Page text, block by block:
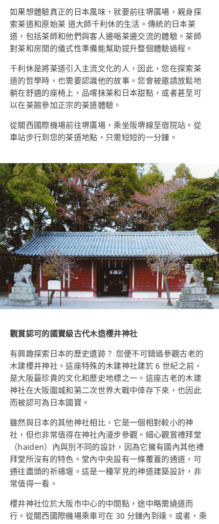
如果想體驗真正的日本風味，就要前往堺廣場，親身探
索茶道和原始茶 道大師千利休的生活。傳統的日本茶
道，包括茶師和他們與客人邊喝茶邊交流的體驗。茶師
對茶和房間的儀式性準備能幫助提升整個體驗過程。
千利休是將茶道引入主流文化的人，因此，您在探索茶
道的哲學時，也需要認識他的故事。您會被邀請放鬆地
躺在舒適的座椅上，品嚐抹茶和日本甜點，或者甚至可
以在茶館參加正宗的茶道體驗。
從關西國際機場前往堺廣場，乘坐阪堺線至宿院站。從
車站步行到您的茶道地點，只需短短的一分鐘。
觀賞認可的國寶級古代木造櫻井神社
有興趣探索日本的歷史遺跡？ 您便不可錯過參觀古老的
木建櫻井神社。這座特殊的木建神社建於 6 世紀之前，
是大阪最珍貴的文化和歷史地標之一。這座古老的木建
神社在大阪圍城和第二次世界大戰中倖存下來，也因此
而被認可為日本國寶。
雖然與日本的其他神社相比，它是一個相對較小的神
社，但也非常值得在神社內漫步參觀。細心觀賞禮拜堂
（haiden）內與別不同的設計，因為它擁有國內其他禮
拜堂所沒有的特色。堂內中央設有一條覆蓋的通道，可
通往盡頭的祈禱壇。這是一種罕見的神道建築設計，非
常值得一看。
櫻井神社位於大阪市中心的中間點，途中略需繞道而
行。從關西國際機場乘車可在 30 分鐘內到達。或者，乘